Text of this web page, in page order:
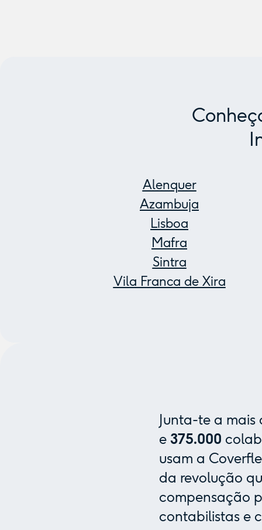
Alenquer
Azambuja
Lisboa
Mafra
Sintra
Vila Franca de Xira
Junta-te a
e 375.000
usam a
da revolução
compensação
contabilistas e